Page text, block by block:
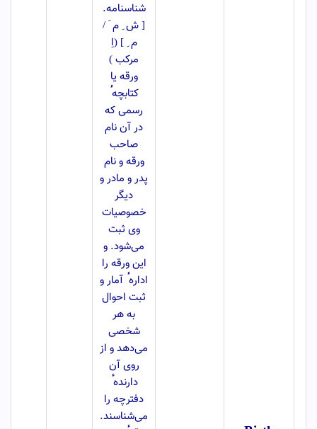
شناسنامه.
[ ش ِ م َ/
م ِ ] (اِ
مرکب )
ورقه یا
کتابچه ٔ
رسمی که
در آن نام
صاحب
ورقه و نام
پدر و مادر و
دیگر
خصوصیات
وی ثبت
می‌شود. و
این ورقه را
اداره ٔ آمار و
ثبت احوال
به هر
شخصی
می‌دهد و از
روی آن
دارنده ٔ
دفترچه را
می‌شناسند.